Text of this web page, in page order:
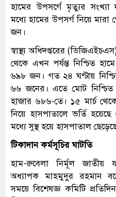
হামের উপসর্গে মৃত্যুর সংখ্যা
মধ্যে হামের উপসর্গ নিয়ে
জন।
স্বাস্থ্য অধিদপ্তরের
থেকে এখন পর্যন্ত নিশ্চিত
৬৯৮ জন। গত ২৪ ঘণ্টায়
৬৬ জনের। এতে মোট নিশ্চিত
হাজার ৬৮৬-তে। ১৫ মার্চ
নিয়ে হাসপাতালে ভর্তি
মধ্যে সুস্থ হয়ে হাসপাতাল
টিকাদান কর্মসূচির ঘাটতি
হাম-রুবেলা নির্মূল জাতীয়
অধ্যাপক মাহমুদুর রহমান
সময়ে বিশেষজ্ঞ কমিটি